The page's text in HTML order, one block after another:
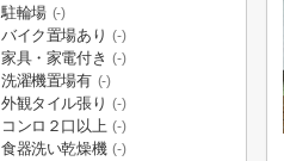
駐輪場 (-)
バイク置場あり (-)
家具・家電付き (-)
洗濯機置場有 (-)
外観タイル張り (-)
コンロ２口以上 (-)
食器洗い乾燥機 (-)